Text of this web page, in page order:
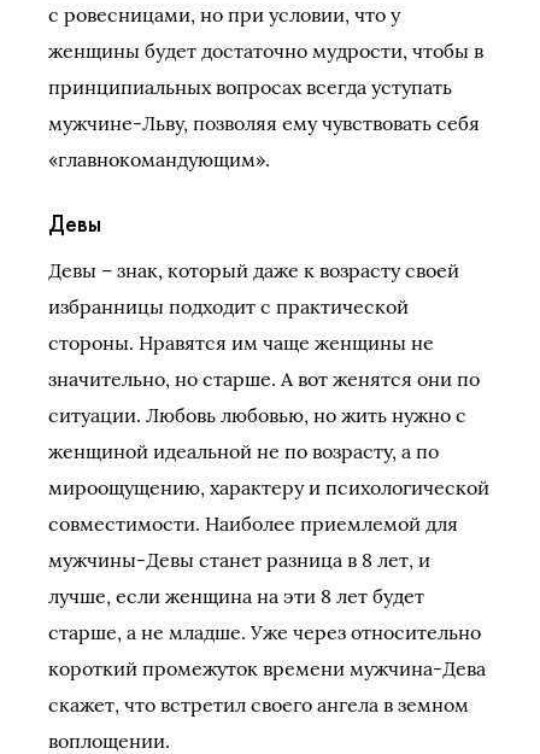
с ровесницами, но при условии, что у
женщины будет достаточно мудрости, чтобы в
принципиальных вопросах всегда уступать
мужчине-Льву, позволяя ему чувствовать себя
«главнокомандующим».
Девы
Девы – знак, который даже к возрасту своей
избранницы подходит с практической
стороны. Нравятся им чаще женщины не
значительно, но старше. А вот женятся они по
ситуации. Любовь любовью, но жить нужно с
женщиной идеальной не по возрасту, а по
мироощущению, характеру и психологической
совместимости. Наиболее приемлемой для
мужчины-Девы станет разница в 8 лет, и
лучше, если женщина на эти 8 лет будет
старше, а не младше. Уже через относительно
короткий промежуток времени мужчина-Дева
скажет, что встретил своего ангела в земном
воплощении.